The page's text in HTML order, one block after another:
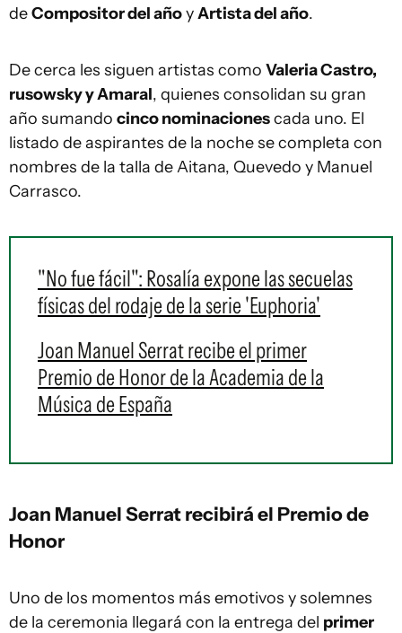
deCompositor del añoyArtista del año.
De cerca les siguen artistas como Valeria Castro,
rusowsky y Amaral, quienes consolidan su gran
año sumando cinco nominacionescada uno. El
listado de aspirantes de la noche se completa con
nombres de la talla de Aitana, Quevedo y Manuel
Carrasco.
"No fue fácil": Rosalía expone las secuelas
físicas del rodaje de la serie 'Euphoria'
Joan Manuel Serrat recibe el primer
Premio de Honor de la Academia de la
Música de España
Joan Manuel Serrat recibirá el Premio de
Honor
Uno de los momentos más emotivos y solemnes
de la ceremonia llegará con la entrega del primer